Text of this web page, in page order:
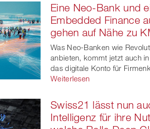
Eine Neo-Bank und
Embedded Finance
gehen auf Nähe zu
Was Neo-Banken wie
anbieten, kommt jetzt auch
das digitale Konto für
Weiterlesen
Swiss21 lässt nun
Intelligenz für ihre